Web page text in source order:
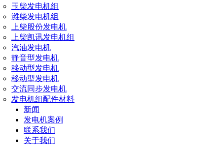
玉柴发电机组
潍柴发电机组
上柴股份发电机
上柴凯讯发电机组
汽油发电机
静音型发电机
移动型发电机
移动型发电机
交流同步发电机
发电机组配件材料
新闻
发电机案例
联系我们
关于我们